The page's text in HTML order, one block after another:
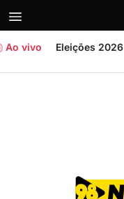
Ao vivo Eleições 2026